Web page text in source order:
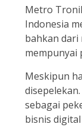
Metro
Indonesia
bahkan dari
mempunyai
Meskipun
sebagai
bisnis